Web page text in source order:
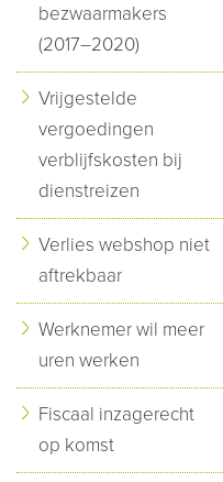
bezwaarmakers
(2017–2020)
Vrijgestelde
vergoedingen
verblijfskosten bij
dienstreizen
Verlies webshop niet
aftrekbaar
Werknemer wil meer
uren werken
Fiscaal inzagerecht
op komst